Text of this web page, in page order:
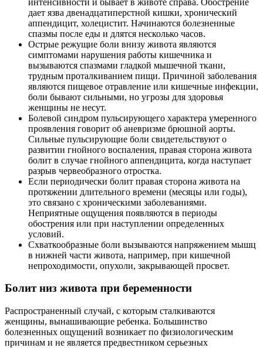
дает язва двенадцатиперстной кишки, хронический
аппендицит, холецистит. Начинаются болезненные
спазмы после еды и длятся несколько часов.
Острые режущие боли внизу живота являются
симптомами нарушения работы кишечника и
вызываются спазмами гладкой мышечной ткани,
трудным проталкиванием пищи. Причиной заболевания
являются пищевое отравление или кишечные инфекции,
боли бывают сильными, но угрозы для здоровья
женщины не несут.
Болевой синдром пульсирующего характера умеренного
проявления говорит об аневризме брюшной аорты.
Сильные пульсирующие боли свидетельствуют о
развитии гнойного воспаления, правая сторона живота
болит в случае гнойного аппендицита, когда наступает
разрыв червеобразного отростка.
Если периодически болит правая сторона живота на
протяжении длительного времени (месяцы или годы),
это связано с хроническими заболеваниями.
Неприятные ощущения появляются в периоды
обострения или при наступлении определенных
условий.
Схваткообразные боли вызываются напряжением мышц
в нижней части живота, например, при кишечной
непроходимости, опухоли, закрывающей просвет.
Болит низ живота при беременности
Распространенный случай, с которым сталкиваются
женщины, вынашивающие ребенка. Большинство
болезненных ощущений возникает по физиологическим
причинам и не является предвестником серьезных